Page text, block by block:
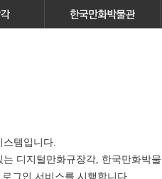
스템입니다.
는 디지털만화규장각, 한국만화박
그인 서비스를 시행합니다.